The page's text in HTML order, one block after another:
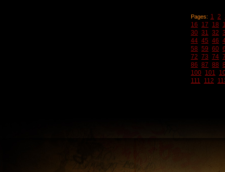
Pages: 1 2
16
17 18
30 31 32
44 45 46
58 59 60
72 73 74
86 87 88
100 101
111
112